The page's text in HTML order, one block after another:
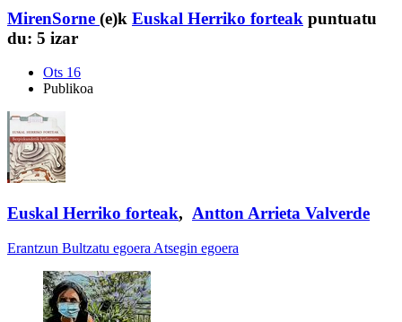
MirenSorne (e)k Euskal Herriko forteak puntuatu
du: 5 izar
Ots 16
Publikoa
Euskal Herriko forteak, Antton Arrieta Valverde
Erantzun Bultzatu egoera Atsegin egoera